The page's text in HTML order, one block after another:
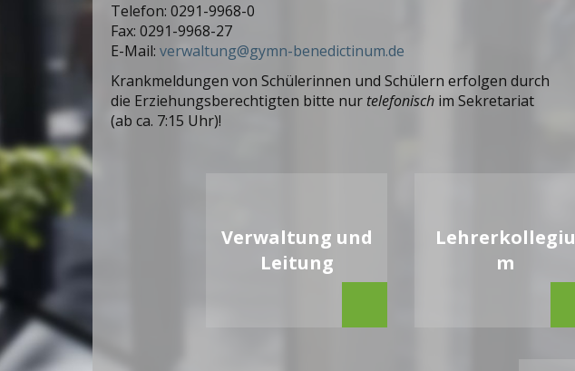
Telefon: 0291-9968-0
Fax: 0291-9968-27
E-Mail: verwaltung@gymn-benedictinum.de
Krankmeldungen von Schülerinnen und Schülern erfolgen durch
die Erziehungsberechtigten bitte nur telefonisch im Sekretariat
(ab ca. 7:15 Uhr)!
Verwaltung und
Leitung
Lehrerkollegiu
m